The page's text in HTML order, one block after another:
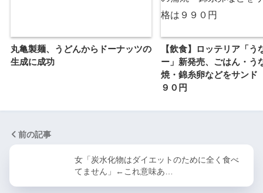
丸亀製麺、うどんからドーナッツの
生成に成功
【飲食】ロッテリア「う
ー」新発売、ごはん・う
焼・錦糸卵などをサン
９０円
前の記事
女「炭水化物はダイエットのために全く食べ
てません」←これ意味あ…